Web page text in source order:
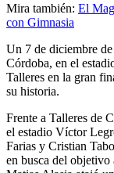
Mira también: El
con Gimnasia
Un 7 de diciembre
Córdoba, en el
Talleres en la gran
su historia.
Frente a Talleres de
el estadio Víctor
Farias y Cristian
en busca del